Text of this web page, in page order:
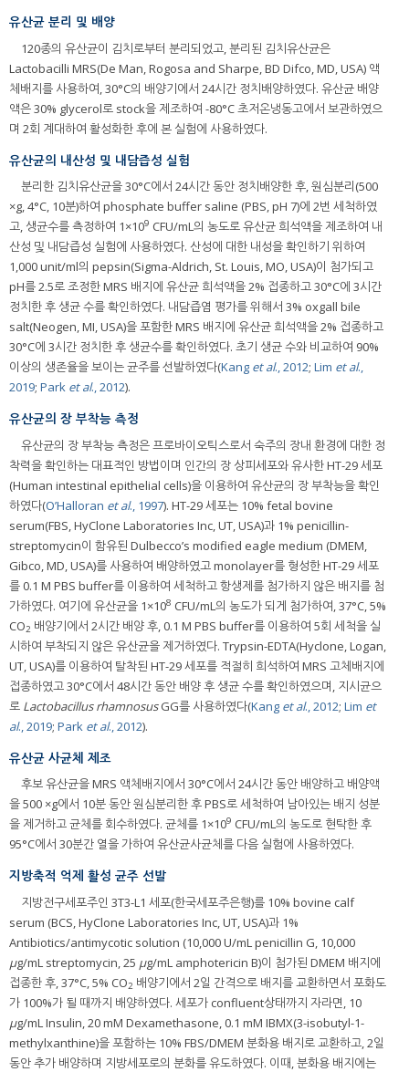
유산균 분리 및 배양
120종의 유산균이 김치로부터 분리되었고, 분리된 김치유산균은
Lactobacilli MRS(De Man, Rogosa and Sharpe, BD Difco, MD, USA) 액
체배지를 사용하여, 30°C의 배양기에서 24시간 정치배양하였다. 유산균 배양
액은 30% glycerol로 stock을 제조하여 -80°C 초저온냉동고에서 보관하였으
며 2회 계대하여 활성화한 후에 본 실험에 사용하였다.
유산균의 내산성 및 내담즙성 실험
분리한 김치유산균을 30°C에서 24시간 동안 정치배양한 후, 원심분리(500
×g, 4°C, 10분)하여 phosphate buffer saline (PBS, pH 7)에 2번 세척하였
고, 생균수를 측정하여 1×109 CFU/mL의 농도로 유산균 희석액을 제조하여 내
산성 및 내담즙성 실험에 사용하였다. 산성에 대한 내성을 확인하기 위하여
1,000 unit/ml의 pepsin(Sigma-Aldrich, St. Louis, MO, USA)이 첨가되고
pH를 2.5로 조정한 MRS 배지에 유산균 희석액을 2% 접종하고 30°C에 3시간
정치한 후 생균 수를 확인하였다. 내담즙염 평가를 위해서 3% oxgall bile
salt(Neogen, MI, USA)을 포함한 MRS 배지에 유산균 희석액을 2% 접종하고
30°C에 3시간 정치한 후 생균수를 확인하였다. 초기 생균 수와 비교하여 90%
이상의 생존율을 보이는 균주를 선발하였다(Kang et al., 2012; Lim et al.,
2019; Park et al., 2012).
유산균의 장 부착능 측정
유산균의 장 부착능 측정은 프로바이오틱스로서 숙주의 장내 환경에 대한 정
착력을 확인하는 대표적인 방법이며 인간의 장 상피세포와 유사한 HT-29 세포
(Human intestinal epithelial cells)을 이용하여 유산균의 장 부착능을 확인
하였다(O’Halloran et al., 1997). HT-29 세포는 10% fetal bovine
serum(FBS, HyClone Laboratories Inc, UT, USA)과 1% penicillin-
streptomycin이 함유된 Dulbecco’s modified eagle medium (DMEM,
Gibco, MD, USA)를 사용하여 배양하였고 monolayer를 형성한 HT-29 세포
를 0.1 M PBS buffer를 이용하여 세척하고 항생제를 첨가하지 않은 배지를 첨
가하였다. 여기에 유산균을 1×108 CFU/mL의 농도가 되게 첨가하여, 37°C, 5%
CO2 배양기에서 2시간 배양 후, 0.1 M PBS buffer를 이용하여 5회 세척을 실
시하여 부착되지 않은 유산균을 제거하였다. Trypsin-EDTA(Hyclone, Logan,
UT, USA)를 이용하여 탈착된 HT-29 세포를 적절히 희석하여 MRS 고체배지에
접종하였고 30°C에서 48시간 동안 배양 후 생균 수를 확인하였으며, 지시균으
로 Lactobacillus rhamnosusGG를 사용하였다(Kang et al., 2012; Lim et
al., 2019; Park et al., 2012).
유산균 사균체 제조
후보 유산균을 MRS 액체배지에서 30°C에서 24시간 동안 배양하고 배양액
을 500 ×g에서 10분 동안 원심분리한 후 PBS로 세척하여 남아있는 배지 성분
을 제거하고 균체를 회수하였다. 균체를 1×109 CFU/mL의 농도로 현탁한 후
95°C에서 30분간 열을 가하여 유산균사균체를 다음 실험에 사용하였다.
지방축적 억제 활성 균주 선발
지방전구세포주인 3T3-L1 세포(한국세포주은행)를 10% bovine calf
serum (BCS, HyClone Laboratories Inc, UT, USA)과 1%
Antibiotics/antimycotic solution (10,000 U/mL penicillin G, 10,000
μg/mL streptomycin, 25 μg/mL amphotericin B)이 첨가된 DMEM 배지에
접종한 후, 37°C, 5% CO2 배양기에서 2일 간격으로 배지를 교환하면서 포화도
가 100%가 될 때까지 배양하였다. 세포가 confluent상태까지 자라면, 10
μg/mL Insulin, 20 mM Dexamethasone, 0.1 mM IBMX(3-isobutyl-1-
methylxanthine)을 포함하는 10% FBS/DMEM 분화용 배지로 교환하고, 2일
동안 추가 배양하며 지방세포로의 분화를 유도하였다. 이때, 분화용 배지에는